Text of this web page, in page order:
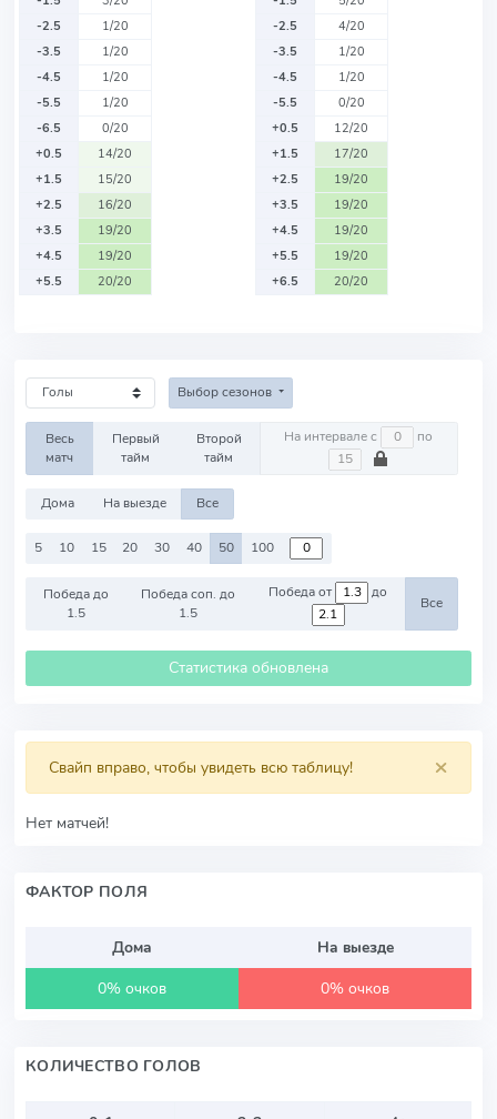
-2.5
1/20
-3.5
1/20
-4.5
1/20
-5.5
1/20
-6.5
0/20
+0.5
14/20
+1.5
15/20
+2.5
16/20
+3.5
19/20
+4.5
19/20
+5.5
20/20
-2.5
4/20
-3.5
1/20
-4.5
1/20
-5.5
0/20
+0.5
12/20
+1.5
17/20
+2.5
19/20
+3.5
19/20
+4.5
19/20
+5.5
19/20
+6.5
20/20
Выбор сезонов
Весь
матч
Первый
тайм
Второй
тайм
На интервале с по
Дома На выезде Все
5 10 15 20 30 40 50 100
Победа до
1.5
Победа соп. до
1.5
Победа от до
Все
Статистика обновлена
×
Свайп вправо, чтобы увидеть всю таблицу!
Нет матчей!
ФАКТОР ПОЛЯ
Дома
На выезде
0% очков
0% очков
КОЛИЧЕСТВО ГОЛОВ